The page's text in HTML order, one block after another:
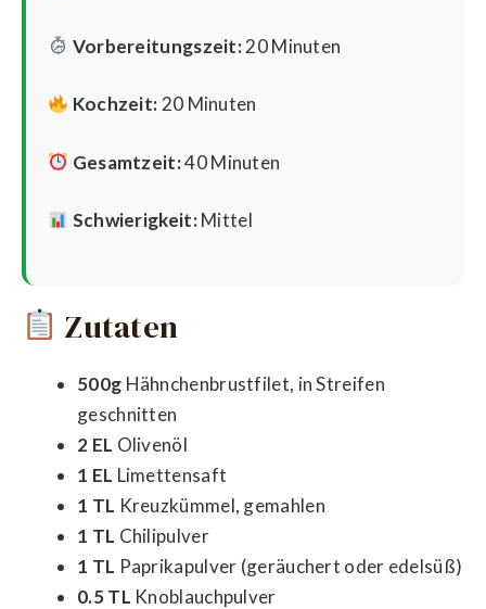
Vorbereitungszeit:20 Minuten
Kochzeit: 20 Minuten
Gesamtzeit:40 Minuten
Schwierigkeit:Mittel
Zutaten
500g Hähnchenbrustfilet, in Streifen
geschnitten
2 EL Olivenöl
1 EL Limettensaft
1 TL Kreuzkümmel, gemahlen
1 TL Chilipulver
1 TL Paprikapulver (geräuchert oder edelsüß)
0.5 TL Knoblauchpulver